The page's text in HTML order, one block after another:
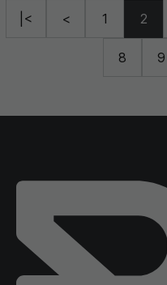
|< < 1 2
8 9